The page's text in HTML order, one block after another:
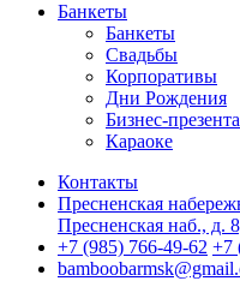
Банкеты
Банкеты
Свадьбы
Корпоративы
Дни Рождения
Бизнес-
Караоке
Контакты
Пресненская
Пресненская наб., д.
+7 (985) 766-49-62 +7